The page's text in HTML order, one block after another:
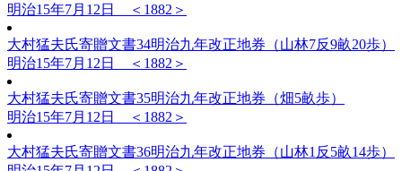
明治15年7月12日 ＜1882＞
大村猛夫氏寄贈文書34明治九年改正地券（山林7反9畝20歩）
明治15年7月12日 ＜1882＞
大村猛夫氏寄贈文書35明治九年改正地券（畑5畝歩）
明治15年7月12日 ＜1882＞
大村猛夫氏寄贈文書36明治九年改正地券（山林1反5畝14歩）